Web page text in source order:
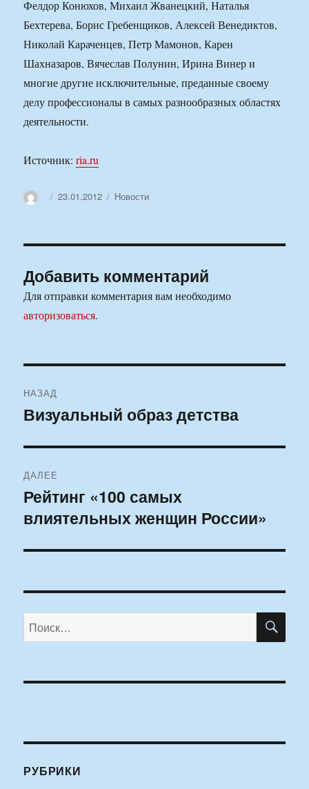
Фелдор Конюхов, Михаил Жванецкий, Наталья
Бехтерева, Борис Гребенщиков, Алексей Венедиктов,
Николай Караченцев, Петр Мамонов, Карен
Шахназаров, Вячеслав Полунин, Ирина Винер и
многие другие исключительные, преданные своему
делу профессионалы в самых разнообразных областях
деятельности.
Источник:ria.ru
АвторОпубликовано
23.01.2012 Рубрики
Новости
Добавить комментарий
Для отправки комментария вам необходимо
авторизоваться.
по
НАЗАД
Предыдущая
Визуальный образ детства
ДАЛЕЕ
Следующая
запись:
Рейтинг «100 самых
влиятельных женщин России»
Искать:
РУБРИКИ